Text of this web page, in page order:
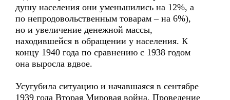
душу населения они уменьшились на 12%, а
по непродовольственным товарам – на 6%),
но и увеличение денежной массы,
находившейся в обращении у населения. К
концу 1940 года по сравнению с 1938 годом
она выросла вдвое.
Усугубила ситуацию и начавшаяся в сентябре
1939 года Вторая Мировая война. Проведение